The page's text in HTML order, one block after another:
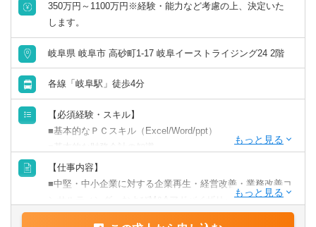
350万円～1100万円※経験・能力など考慮の上、決定いた
します。
岐阜県 岐阜市 高砂町1-17 岐阜イーストライジング24 2階
各線「岐阜駅」徒歩4分
【必須経験・スキル】
■基本的なＰＣスキル（Excel/Word/ppt）
【歓迎経験・スキル】
■経営企画や営業企画の経験
【仕事内容】
■中堅・中小企業に対する企業再生・経営改善・業務改善コ
ンサルティング、およびM&Aアドバイザリー。
■財務分析から課題解決策の立案・実行、M&A戦略の策